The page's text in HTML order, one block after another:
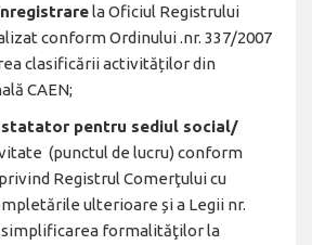
la Oficiul Registrului
conform Ordinului .nr. 337/2007
clasificării activităților din
CAEN;
pentru sediul social/
(punctul de lucru) conform
Registrul Comerţului cu
ulterioare și a Legii nr.
simplificarea formalităţilor la